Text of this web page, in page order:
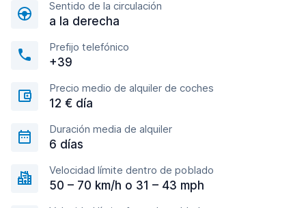
Sentido de la circulación
a la derecha
Prefijo telefónico
+39
Precio medio de alquiler de coches
12 € día
Duración media de alquiler
6 días
Velocidad límite dentro de poblado
50 – 70 km/h o 31 – 43 mph